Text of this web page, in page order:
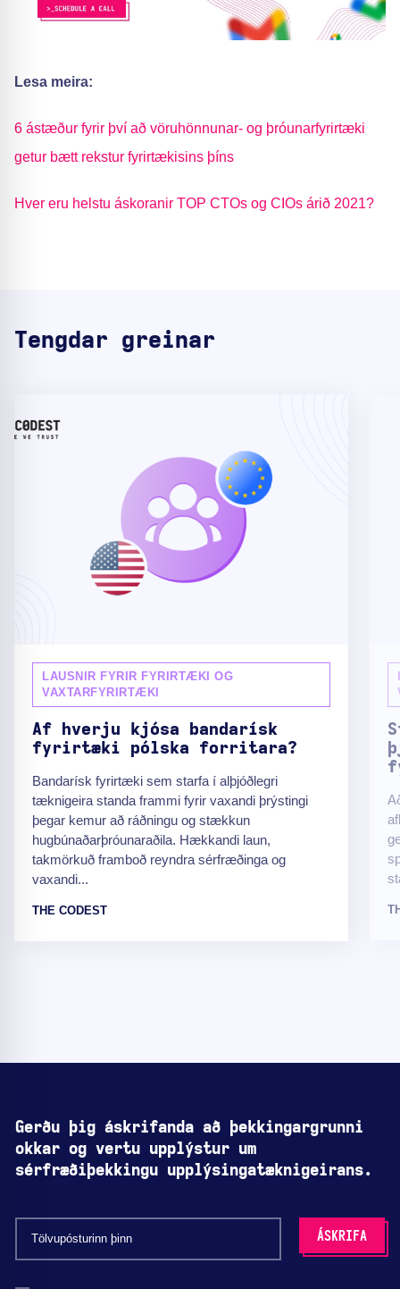
Lesa meira:
6 ástæður fyrir því að vöruhönnunar- og þróunarfyrirtæki
getur bætt rekstur fyrirtækisins þíns
Hver eru helstu áskoranir TOP CTOs og CIOs árið 2021?
Tengdar greinar
LAUSNIR FYRIR FYRIRTÆKI OG
VAXTARFYRIRTÆKI
Af hverju kjósa bandarísk
fyrirtæki pólska forritara?
Bandarísk fyrirtæki sem starfa í alþjóðlegri
tæknigeira standa frammi fyrir vaxandi þrýstingi
þegar kemur að ráðningu og stækkun
hugbúnaðarþróunaraðila. Hækkandi laun,
takmörkuð framboð reyndra sérfræðinga og
vaxandi...
THE CODEST
Gerðu þig áskrifanda að þekkingargrunni
okkar og vertu upplýstur um
sérfræðiþekkingu upplýsingatæknigeirans.